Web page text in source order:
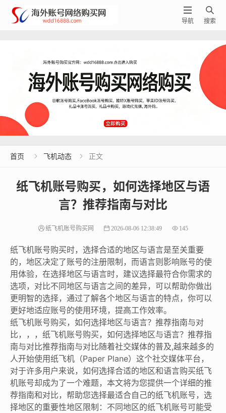

搜索

导航
首页  飞机动态  正文
纸飞机账号购买，如何选择地区与语
言？推荐指南与对比
纸飞机账号购买网 2026-08-06 12:38:49 145
纸飞机账号购买时，选择合适的地区与语言是至关重要
的，地区决定了账号的注册限制，而语言则影响账号的使
用体验，在选择地区与语言时，建议选择最符合你需求的
选项，对比不同地区与语言之间的差异，可以帮助你做出
更明智的选择，通过了解各个地区与语言的特点，你可以
更好地适应账号的使用环境，提高工作效率。
纸飞机账号购买，如何选择地区与语言？推荐指南与对
比，，，纸飞机账号购买，如何选择地区与语言？推荐指
南与对比推荐指南与对比随着社交媒体的普及,越来越多的
人开始使用纸飞机（Paper Plane）这个社交媒体平台，
对于许多用户来说，如何选择合适的地区和语言购买纸飞
机账号却成为了一个难题，本文将为您提供一个详细的推
荐指南和对比，帮助您选择最适合自己的纸飞机账号，选
择地区的重要性地区限制：不同地区的纸飞机账号可能受